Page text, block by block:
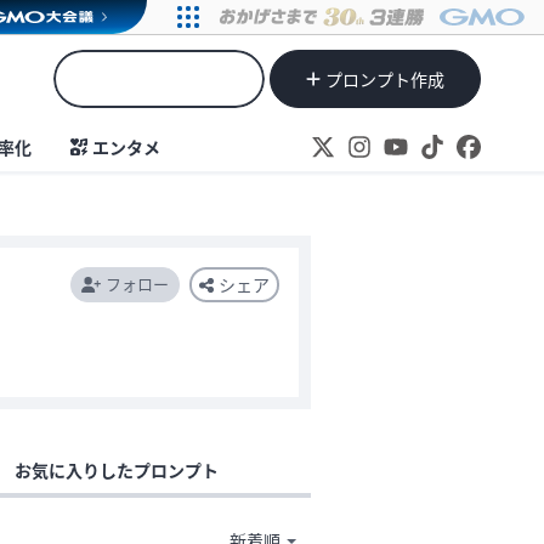
プロンプト作成
化 エンタメ
フォロー シェア
お気に入りしたプロンプト